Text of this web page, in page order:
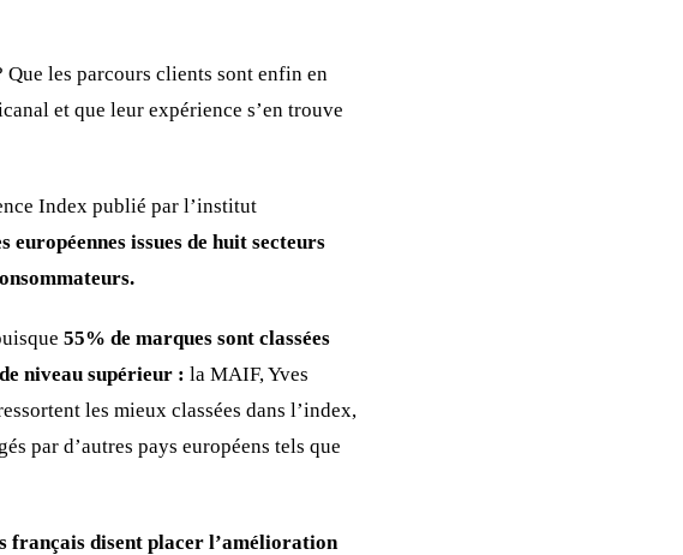
les parcours clients sont enfin en
et que leur expérience s’en trouve
Index publié par l’institut
européennes issues de huit secteurs
55% de marques sont classées
niveau supérieur : la MAIF, Yves
les mieux classées dans l’index,
par d’autres pays européens tels que
français disent placer l’amélioration